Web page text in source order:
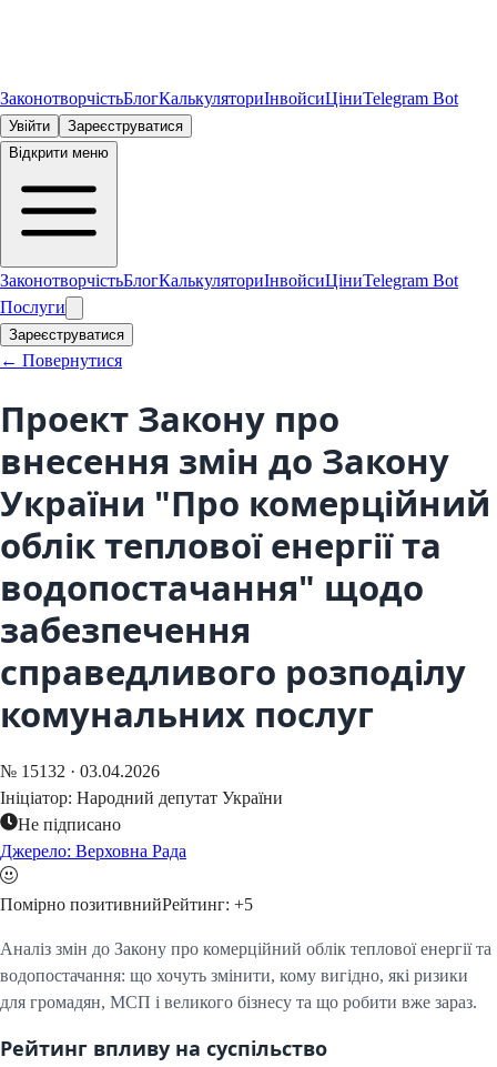
ЗаконотворчістьБлогКалькуляториІнвойсиЦіниTelegram Bot
Увійти
Зареєструватися
Відкрити меню
ЗаконотворчістьБлогКалькуляториІнвойсиЦіниTelegram Bot
Послуги
Зареєструватися
← Повернутися
Проект Закону про
внесення змін до Закону
України "Про комерційний
облік теплової енергії та
водопостачання" щодо
забезпечення
справедливого розподілу
комунальних послуг
№ 15132 · 03.04.2026
Ініціатор: Народний депутат України
Не підписано
Джерело: Верховна Рада
Помірно позитивнийРейтинг: +5
Аналіз змін до Закону про комерційний облік теплової енергії та
водопостачання: що хочуть змінити, кому вигідно, які ризики
для громадян, МСП і великого бізнесу та що робити вже зараз.
Рейтинг впливу на суспільство